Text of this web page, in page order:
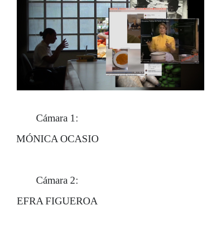
Próximamente presentará una
exposición individual en
MUNTREF, Centro de Arte
Contemporáneo y Museo de la
Inmigración de Buenos Aires
dentro del programa
EAZ/EZE.
Esta website ha contado con una
Política Lingüística del Gobierno
Cámara 1:
MÓNICA OCASIO
Cámara 2:
EFRA FIGUEROA